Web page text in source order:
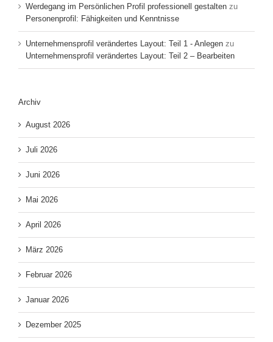
Werdegang im Persönlichen Profil professionell gestalten zu
Personenprofil: Fähigkeiten und Kenntnisse
Unternehmensprofil verändertes Layout: Teil 1 - Anlegen zu
Unternehmensprofil verändertes Layout: Teil 2 – Bearbeiten
Archiv
August 2026
Juli 2026
Juni 2026
Mai 2026
April 2026
März 2026
Februar 2026
Januar 2026
Dezember 2025